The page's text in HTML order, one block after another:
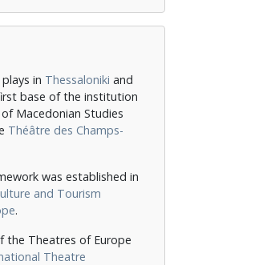
in Thessaloniki and
base of the institution
Macedonian Studies
Théâtre des Champs-
was established in
and Tourism
.
the Theatres of Europe
Theatre